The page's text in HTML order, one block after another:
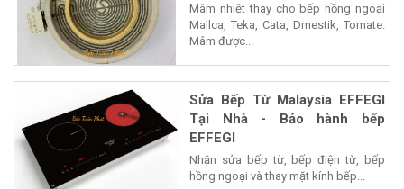
Mâm nhiệt thay cho bếp hồng ngoại
Mallca, Teka, Cata, Dmestik, Tomate.
Mâm được...
Sửa Bếp Từ Malaysia EFFEGI
Tại Nhà - Bảo hành bếp
EFFEGI
Nhận sửa bếp từ, bếp điện từ, bếp
hồng ngoại và thay mặt kính bếp...